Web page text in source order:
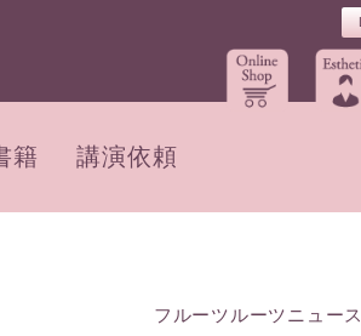
籍 講演依頼
フルーツルーツニュース